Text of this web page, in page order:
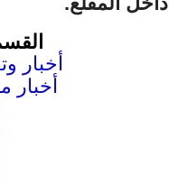
أخبار
أخبار